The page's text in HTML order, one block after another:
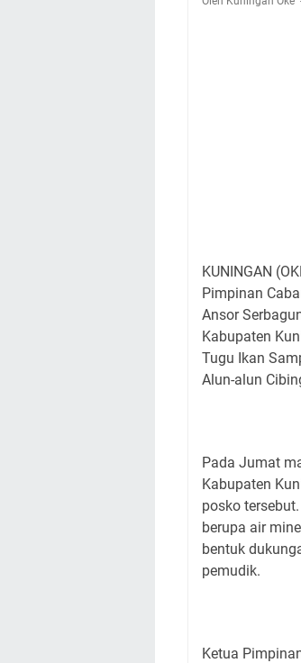
KUNINGAN
Pimpinan
Ansor
Kabupaten
Tugu Ikan
Alun-alun
Pada Jumat
Kabupaten
posko
berupa air
bentuk
pemudik.
Ketua